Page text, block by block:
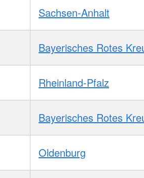
Sachsen-Anhalt
Bayerisches Rotes
Rheinland-Pfalz
Bayerisches Rotes
Oldenburg